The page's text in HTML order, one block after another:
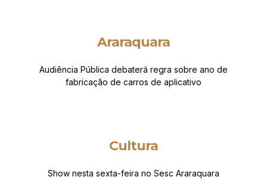
Araraquara
Audiência Pública debaterá regra sobre ano de
fabricação de carros de aplicativo
Cultura
Show nesta sexta-feira no Sesc Araraquara